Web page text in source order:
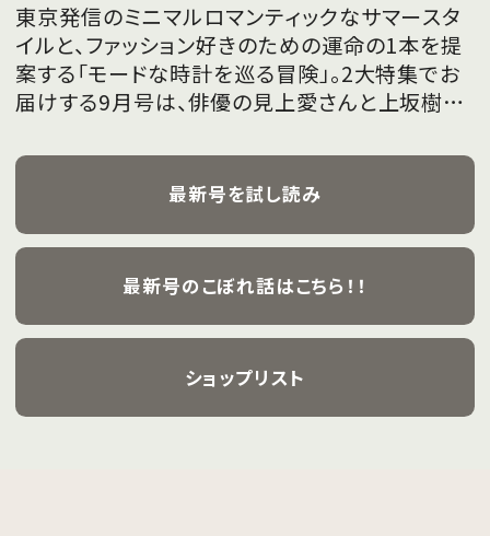
東京発信のミニマルロマンティックなサマースタ
イルと、ファッション好きのための運命の1本を提
案する「モードな時計を巡る冒険」。2大特集でお
届けする9月号は、俳優の見上愛さんと上坂樹里
飾ります。
最新号を試し読み
最新号のこぼれ話はこちら！！
ショップリスト